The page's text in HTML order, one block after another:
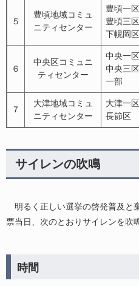
５
豊頃地域コミュ
ニティセンター
豊頃一
豊頃三
下幌岡
６
中央区コミュニ
ティセンター
中央一
中央三
一部
７
大津地域コミュ
ニティセンター
大津一
長節区
サイレンの吹鳴
明るく正しい選挙の啓発普及と
票当日、次のとおりサイレンを吹
時間